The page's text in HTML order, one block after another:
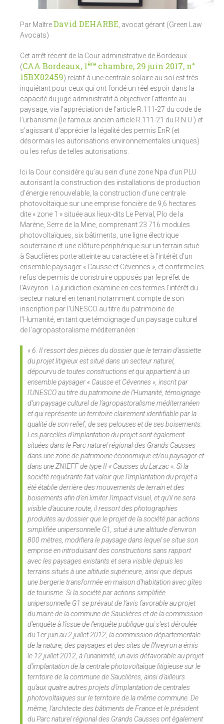
Par MaîtreDavid DEHARBE , avocat gérant (Green Law
Avocats)
Cet arrêt récent de la Cour administrative de Bordeaux
(CAA Bordeaux, 1ère chambre, 29 juin 2017, n°
15BX02459) relatif à une centrale solaire au sol est très
inquiétant pour ceux qui ont fondé un réel espoir dans la
capacité du juge administratif à objectiver l’atteinte au
paysage, via l’appréciation de l’article R.111-27 du code de
l’urbanisme (le fameux ancien article R.111-21 du R.N.U.) et
s’agissant d’apprécier la légalité des permis EnR (et
désormais les autorisations environnementales uniques)
ou les refus de telles autorisations.
Ici la Cour considère qu’au sein d’une zone Npa d’un PLU
autorisant la construction des installations de production
d’énergie renouvelable, la construction d’une centrale
photovoltaïque sur une emprise foncière de 9,6 hectares
dite « zone 1 » située aux lieux-dits Le Perval, Plo de la
Marène, Serre de la Mine, comprenant 23 716 modules
photovoltaïques, six bâtiments, une ligne électrique
souterraine et une clôture périphérique sur un terrain situé
à Sauclières porte atteinte au caractère et à l’intérêt d’un
ensemble paysager « Causse et Cévennes », et confirme les
refus de permis de construire opposés par le préfet de
l’Aveyron. La juridiction examine en ces termes l’intérêt du
secteur naturel en tenant notamment compte de son
inscription par l’UNESCO au titre du patrimoine de
l’Humanité, en tant que témoignage d’un paysage culturel
de l’agropastoralisme méditerranéen :
« 6. Il ressort des pièces du dossier que le terrain d’assiette
du projet litigieux est situé dans un secteur naturel,
dépourvu de toutes constructions et qui appartient à un
ensemble paysager « Causse et Cévennes », inscrit par
l’UNESCO au titre du patrimoine de l’Humanité, témoignage
d’un paysage culturel de l’agropastoralisme méditerranéen
et qui représente un territoire clairement identifiable par la
qualité de son relief, de ses pelouses et de ses boisements.
Les parcelles d’implantation du projet sont également
situées dans le Parc naturel régional des Grands Causses
dans une zone de patrimoine économique et/ou paysager et
dans une ZNIEFF de type II « Causses du Larzac ». Si la
société requérante fait valoir que l’implantation du projet a
été établie derrière des mouvements de terrain et des
boisements afin d’en limiter l’impact visuel, et qu’il ne sera
visible d’aucune route, il ressort des photographies
produites au dossier que le projet de la société par actions
simplifiée unipersonnelle G1, situé à une altitude d’environ
800 mètres, modifiera le paysage dans lequel se situe son
emprise en introduisant des constructions sans rapport
avec les paysages existants et sera visible depuis les
terrains situés à une altitude supérieure, ainsi que depuis
une bergerie transformée en maison d’habitation avec gîtes
de tourisme. Si la société par actions simplifiée
unipersonnelle G1 se prévaut de l’avis favorable au projet
du maire de la commune de Sauclières et de la commission
d’enquête à l’issue de l’enquête publique qui s’est déroulée
du 1er juin au 2 juillet 2012, la commission départementale
de la nature, des paysages et des sites de l’Aveyron a émis
le 12 juillet 2012, à l’unanimité, un avis défavorable au projet
d’implantation de la centrale photovoltaïque litigieuse sur le
territoire de la commune de Sauclières, ainsi d’ailleurs
qu’aux quatre autres projets d’implantation de centrales
photovoltaïques sur le territoire de la même commune. De
même, l’architecte des bâtiments de France et le président
du Parc naturel régional des Grands Causses ont également